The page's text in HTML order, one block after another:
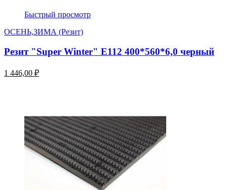
Быстрый просмотр
ОСЕНЬ,ЗИМА (Резит)
Резит "Super Winter" E112 400*560*6,0 черный
1 446,00 ₽